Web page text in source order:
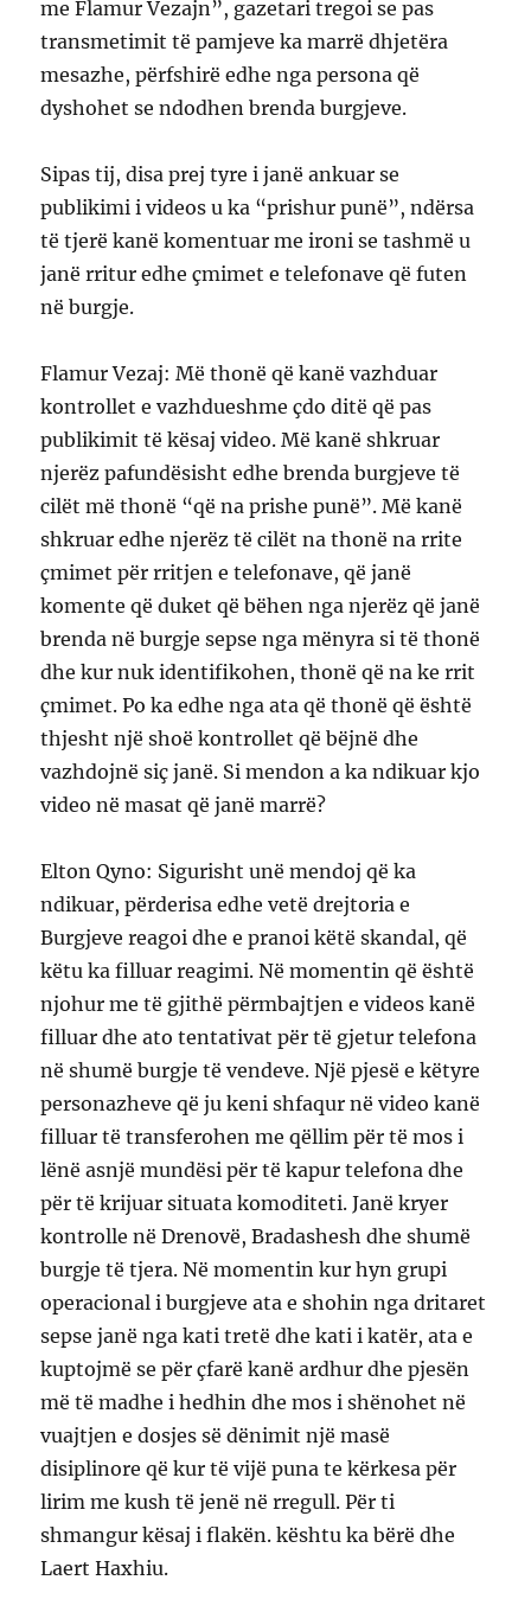
me Flamur Vezajn”, gazetari tregoi se pas
transmetimit të pamjeve ka marrë dhjetëra
mesazhe, përfshirë edhe nga persona që
dyshohet se ndodhen brenda burgjeve.
Sipas tij, disa prej tyre i janë ankuar se
publikimi i videos u ka “prishur punë”, ndërsa
të tjerë kanë komentuar me ironi se tashmë u
janë rritur edhe çmimet e telefonave që futen
në burgje.
Flamur Vezaj: Më thonë që kanë vazhduar
kontrollet e vazhdueshme çdo ditë që pas
publikimit të kësaj video. Më kanë shkruar
njerëz pafundësisht edhe brenda burgjeve të
cilët më thonë “që na prishe punë”. Më kanë
shkruar edhe njerëz të cilët na thonë na rrite
çmimet për rritjen e telefonave, që janë
komente që duket që bëhen nga njerëz që janë
brenda në burgje sepse nga mënyra si të thonë
dhe kur nuk identifikohen, thonë që na ke rrit
çmimet. Po ka edhe nga ata që thonë që është
thjesht një shoë kontrollet që bëjnë dhe
vazhdojnë siç janë. Si mendon a ka ndikuar kjo
video në masat që janë marrë?
Elton Qyno: Sigurisht unë mendoj që ka
ndikuar, përderisa edhe vetë drejtoria e
Burgjeve reagoi dhe e pranoi këtë skandal, që
këtu ka filluar reagimi. Në momentin që është
njohur me të gjithë përmbajtjen e videos kanë
filluar dhe ato tentativat për të gjetur telefona
në shumë burgje të vendeve. Një pjesë e këtyre
personazheve që ju keni shfaqur në video kanë
filluar të transferohen me qëllim për të mos i
lënë asnjë mundësi për të kapur telefona dhe
për të krijuar situata komoditeti. Janë kryer
kontrolle në Drenovë, Bradashesh dhe shumë
burgje të tjera. Në momentin kur hyn grupi
operacional i burgjeve ata e shohin nga dritaret
sepse janë nga kati tretë dhe kati i katër, ata e
kuptojmë se për çfarë kanë ardhur dhe pjesën
më të madhe i hedhin dhe mos i shënohet në
vuajtjen e dosjes së dënimit një masë
disiplinore që kur të vijë puna te kërkesa për
lirim me kush të jenë në rregull. Për ti
shmangur kësaj i flakën. kështu ka bërë dhe
Laert Haxhiu.